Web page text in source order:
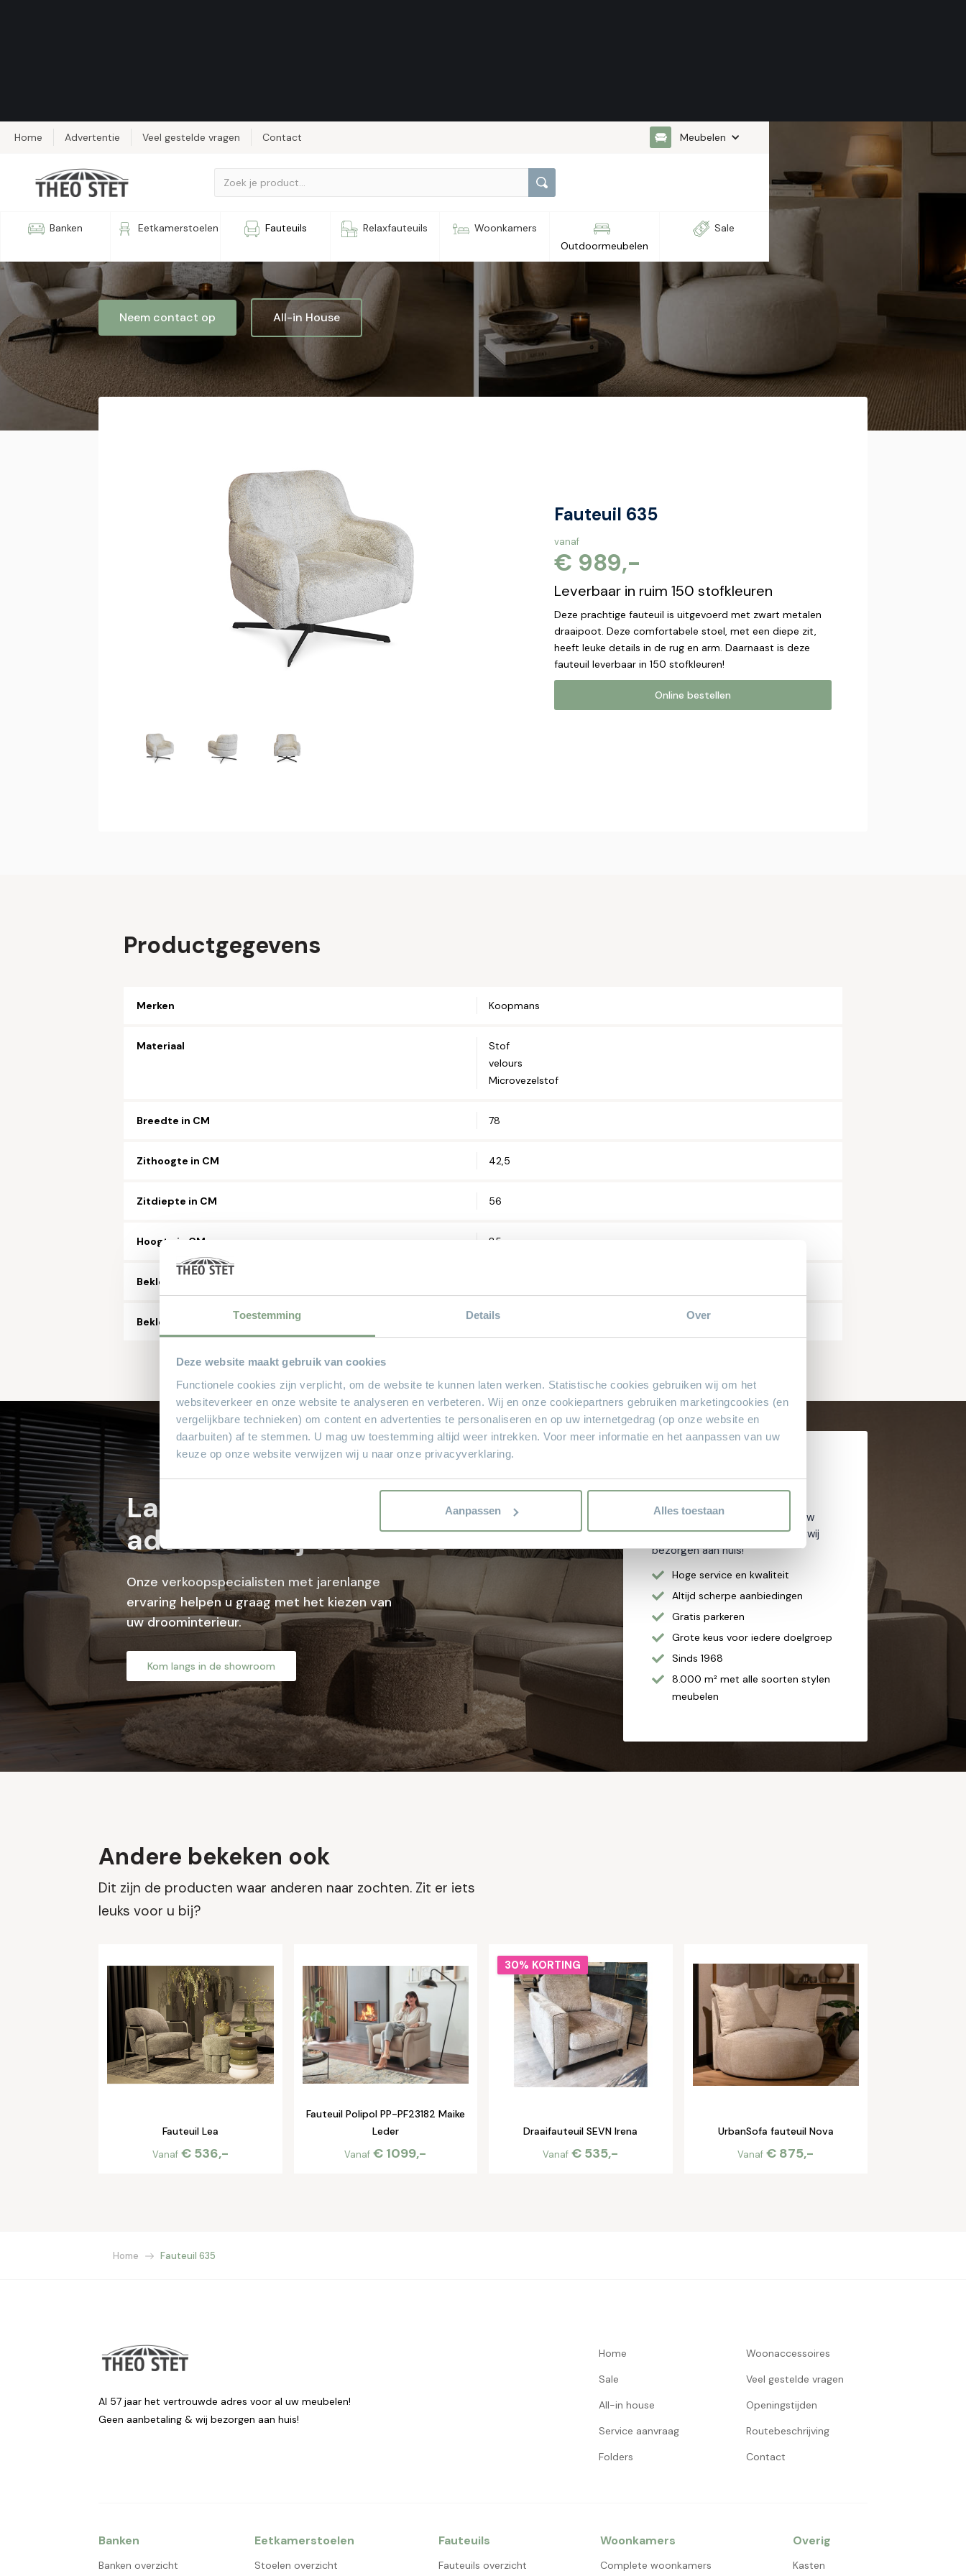
Toestemming Details Over
Deze website maakt gebruik van cookies
Functionele cookies zijn verplicht, om de website te kunnen laten werken. Statistische cookies gebruiken wij om het
websiteverkeer en onze website te analyseren en verbeteren. Wij en onze cookiepartners gebruiken marketingcookies (en
vergelijkbare technieken) om content en advertenties te personaliseren en op uw internetgedrag (op onze website en
daarbuiten) af te stemmen. U mag uw toestemming altijd weer intrekken. Voor meer informatie en het aanpassen van uw
keuze op onze website verwijzen wij u naar onze privacyverklaring.
Aanpassen Alles toestaan
Home Advertentie Veel gestelde vragen Contact Meubelen
Banken Eetkamerstoelen Fauteuils Relaxfauteuils
Woonkamers
Outdoormeubelen
Sale
Fauteuil 635
Neem contact op All-in House
Fauteuil 635
vanaf
€ 989,-
Leverbaar in ruim 150 stofkleuren
Deze prachtige fauteuil is uitgevoerd met zwart metalen
draaipoot. Deze comfortabele stoel, met een diepe zit,
heeft leuke details in de rug en arm. Daarnaast is deze
fauteuil leverbaar in 150 stofkleuren!
Online bestellen
Productgegevens
Merken Koopmans
Materiaal
Stof
velours
Microvezelstof
Breedte in CM 78
Zithoogte in CM 42,5
Zitdiepte in CM 56
Hoogte in CM 85
Bekleding microvezelstof
Bekleding stof, aantal soorten/kleuren 100
Laat je professioneel
adviseren bij Theo Stet
Onze verkoopspecialisten met jarenlange
ervaring helpen u graag met het kiezen van
uw droominterieur.
Kom langs in de showroom
Theo Stet?
Het vertrouwde adres voor al uw
meubelen! Geen aanbetaling & wij
bezorgen aan huis!
Hoge service en kwaliteit
Altijd scherpe aanbiedingen
Gratis parkeren
Grote keus voor iedere doelgroep
Sinds 1968
8.000 m² met alle soorten stylen
meubelen
Andere bekeken ook
Dit zijn de producten waar anderen naar zochten. Zit er iets
leuks voor u bij?
Fauteuil Lea
Vanaf € 536,-
Fauteuil Polipol PP-PF23182 Maike
Leder
Vanaf € 1099,-
Draaifauteuil SEVN Irena
Vanaf € 535,-
30% KORTING
UrbanSofa fauteuil Nova
Vanaf € 875,-
Home Fauteuil 635
Al 57 jaar het vertrouwde adres voor al uw meubelen!
Geen aanbetaling & wij bezorgen aan huis!
Home
Sale
All-in house
Service aanvraag
Folders
Woonaccessoires
Veel gestelde vragen
Openingstijden
Routebeschrijving
Contact
Banken
Banken overzicht
Eetkamerstoelen
Stoelen overzicht
Fauteuils
Fauteuils overzicht
Woonkamers
Complete woonkamers
Overig
Kasten